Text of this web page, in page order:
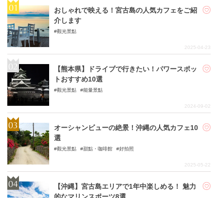
おしゃれで映える！宮古島の人気カフェをご紹
介します
觀光景點
2025-04-23
【熊本県】ドライブで行きたい！パワースポッ
トおすすめ10選
觀光景點 能量景點
2024-09-02
オーシャンビューの絶景！沖縄の人気カフェ10
選
觀光景點 甜點・咖啡館 好拍照
2025-05-22
【沖縄】宮古島エリアで1年中楽しめる！ 魅力